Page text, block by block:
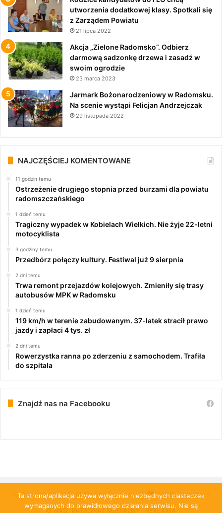
utworzenia dodatkowej klasy. Spotkali się
z Zarządem Powiatu
21 lipca 2022
Akcja „Zielone Radomsko”. Odbierz
darmową sadzonkę drzewa i zasadź w
swoim ogrodzie
23 marca 2023
Jarmark Bożonarodzeniowy w Radomsku.
Na scenie wystąpi Felicjan Andrzejczak
29 listopada 2022
NAJCZĘŚCIEJ KOMENTOWANE
11 godzin temu
Ostrzeżenie drugiego stopnia przed burzami dla powiatu
radomszczańskiego
1 dzień temu
Tragiczny wypadek w Kobielach Wielkich. Nie żyje 22-letni
motocyklista
3 godziny temu
Przedbórz połączy kultury. Festiwal już 9 sierpnia
2 dni temu
Trwa remont przejazdów kolejowych. Zmieniły się trasy
autobusów MPK w Radomsku
1 dzień temu
119 km/h w terenie zabudowanym. 37-latek stracił prawo
jazdy i zapłaci 4 tys. zł
2 dni temu
Rowerzystka ranna po zderzeniu z samochodem. Trafiła
do szpitala
Znajdź nas na Facebooku
© Copyright 2026, All Rights Reserved | PulsRadomska.pl
O NAS PATRONAT MEDIALNY REKLAMA
Ta strona/aplikacja używa wyłącznie niezbędnych ciasteczek
wymaganych do prawidłowego działania serwisu. Nie są